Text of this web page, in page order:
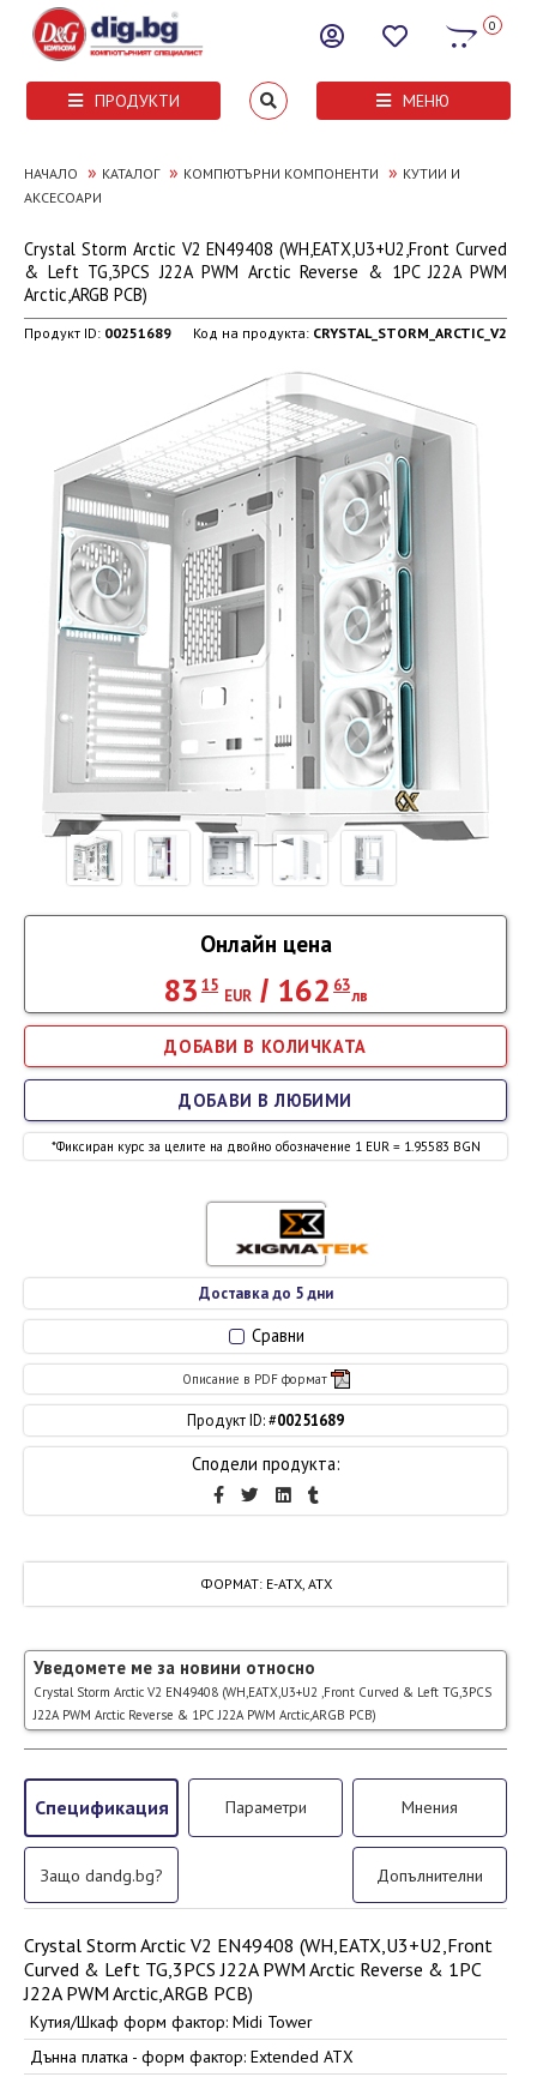
0
ПРОДУКТИ МЕНЮ
НАЧАЛО » КАТАЛОГ » КОМПЮТЪРНИ КОМПОНЕНТИ » КУТИИ И
АКСЕСОАРИ
Crystal Storm Arctic V2 EN49408 (WH,EATX,U3+U2,Front Curved
& Left TG,3PCS J22A PWM Arctic Reverse & 1PC J22A PWM
Arctic,ARGB PCB)
Продукт ID: 00251689 Код на продукта: CRYSTAL_STORM_ARCTIC_V2
ФОРМАТ: E-ATX, ATX
Сравни
Описание в PDF формат
Продукт ID: #00251689
Сподели продукта:
Доставка до 5 дни
Онлайн цена
83 15
EUR / 162 63
лв
*Фиксиран курс за целите на двойно обозначение 1 EUR = 1.95583 BGN
ДОБАВИ В ЛЮБИМИ
Уведомете ме за новини относно
Crystal Storm Arctic V2 EN49408 (WH,EATX,U3+U2 ,Front Curved & Left TG,3PCS
J22A PWM Arctic Reverse & 1PC J22A PWM Arctic,ARGB PCB)
Спецификация Параметри Мнения
Защо dandg.bg? Допълнителни
Crystal Storm Arctic V2 EN49408 (WH,EATX,U3+U2,Front
Curved & Left TG,3PCS J22A PWM Arctic Reverse & 1PC
J22A PWM Arctic,ARGB PCB)
Кутия/Шкаф форм фактор: Midi Tower
Дънна платка - форм фактор: Extended ATX